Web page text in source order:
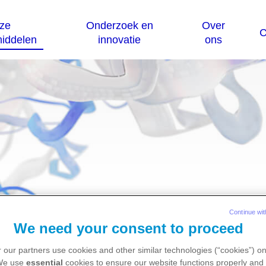
voorval
We need your consent to proceed
our partners use cookies and other similar technologies (“cookies”)
use essential cookies to ensure our website functions properly and
Continue